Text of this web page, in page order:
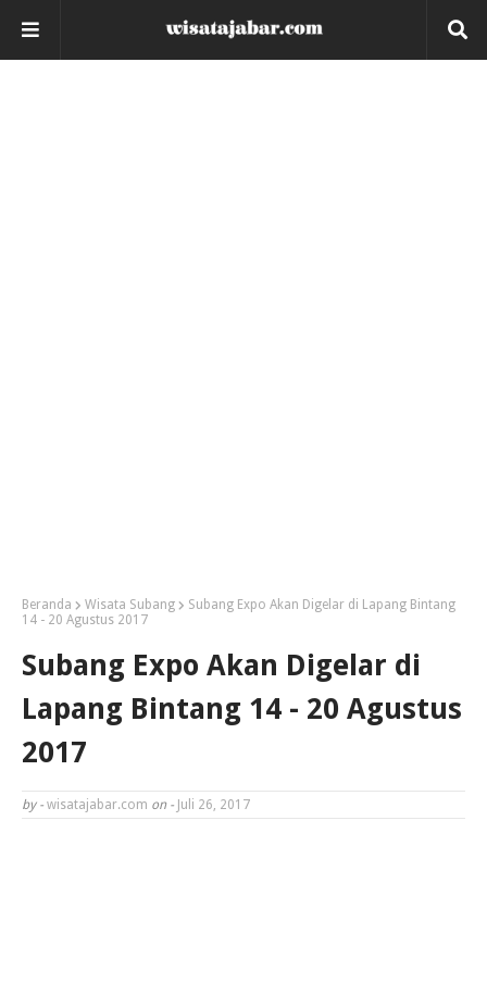
Beranda Wisata Subang
Subang Expo Akan Digelar di Lapang Bintang
14 - 20 Agustus 2017
Subang Expo Akan Digelar di
Lapang Bintang 14 - 20 Agustus
2017
by - wisatajabar.com on - Juli 26, 2017